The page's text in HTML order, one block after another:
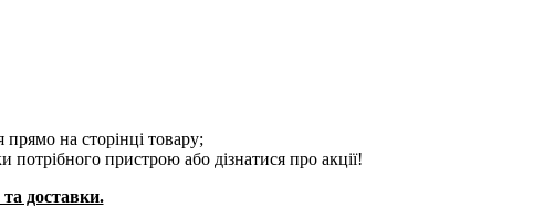
на сторінці товару;
пристрою або дізнатися про акції!
доставки.